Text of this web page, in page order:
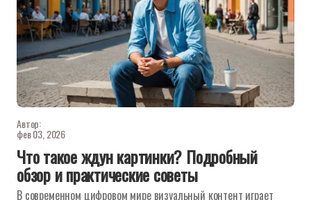
Автор:
фев 03, 2026
Что такое ждун картинки? Подробный
обзор и практические советы
В современном цифровом мире визуальный контент играет